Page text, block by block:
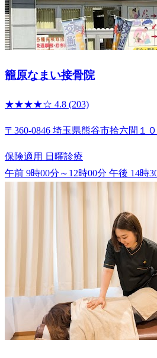
籠原なまい接骨院
★★★★☆ 4.8 (203)
〒360-0846 埼玉県熊谷市拾六間１
保険適用 日曜診療
午前 9時00分～12時00分 午後 14時